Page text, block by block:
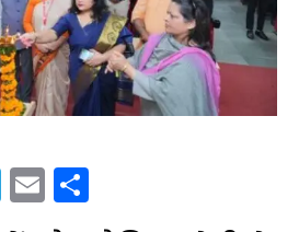
Telegram
Email